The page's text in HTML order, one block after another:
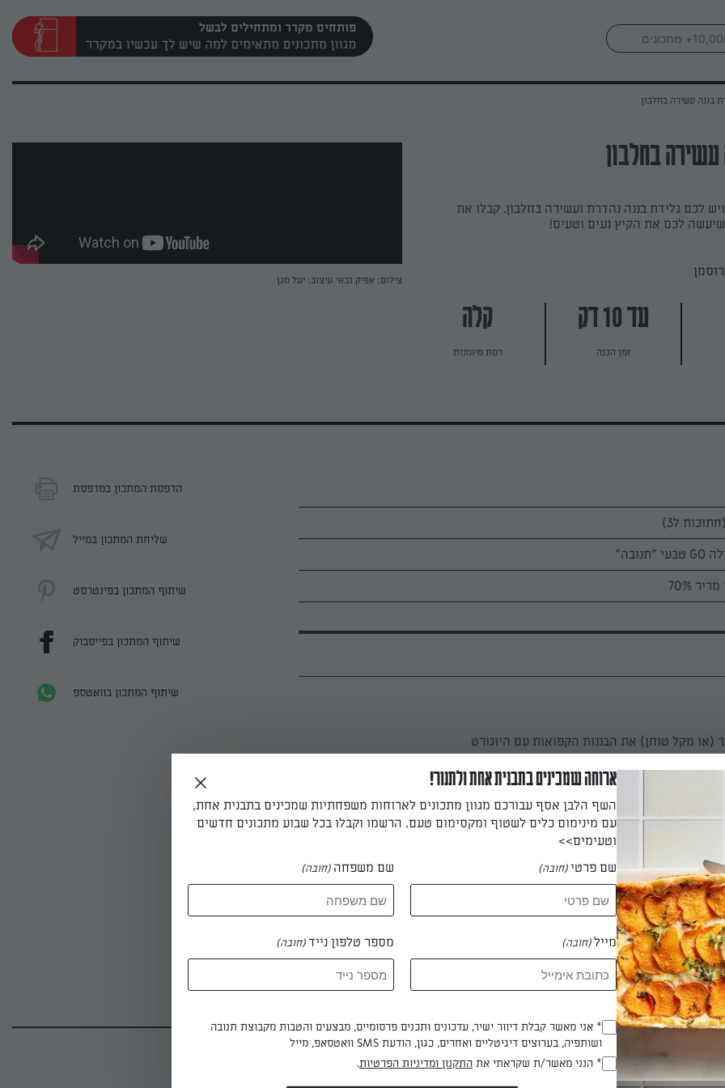
פותחים מקרר ומתחילים לבשל
בננה עשירה בחלבון
עשירה בחלבון
לכם גלידת בננה נהדרת ועשירה בחלבון. קבלו את
לכם את הקיץ נעים וטעים!
עד 10 דק
זמן הכנה
קלה
רמת מיומנות
צילום: אפיק גבאי עיצוב: יעל מגן
(או מקל טוחן) את הבננות הקפואות עם היוגורט
לגרד מלמעלה 2 קוביות שוקולד מריר 70%חשוב לאכול סמוך למועד הטחינה• מנה מכילה
הדפסת המתכון במדפסת
שליחת המתכון במייל
שיתוף המתכון בפינטרסט
שיתוף המתכון בפייסבוק
שיתוף המתכון בוואטספ
הכנת? כאן מדרגים
ארוחה שמכינים בתבנית אחת ולתנור!
השף הלבן אסף עבורכם מגוון מתכונים לארוחות משפחתיות שמכינים בתבנית אחת,
עם מינימום כלים לשטוף ומקסימום טעם. הרשמו וקבלו בכל שבוע מתכונים חדשים
וטעימים>>
שם פרטי(חובה) שם משפחה (חובה)
מייל(חובה) מספר טלפון נייד(חובה)
(חובה)
* אני מאשר קבלת דיוור ישיר, עדכונים ותכנים פרסומיים, מבצעים והטבות מקבוצת תנובה
ושותפיה, בערוצים דיגיטליים ואחרים, כגון, הודעת SMS וואטסאפ, מייל
(חובה)
* הנני מאשר/ת שקראתי את התקנון ומדיניות הפרטיות.